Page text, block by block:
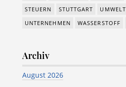
STEUERN
STUTTGART UMWELT
UNTERNEHMEN
WASSERSTOFF
Archiv
August 2026